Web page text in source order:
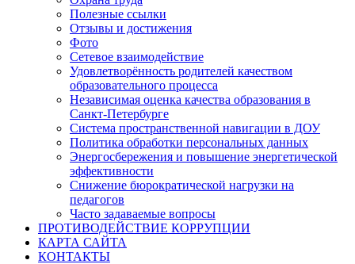
Полезные ссылки
Отзывы и достижения
Фото
Сетевое взаимодействие
Удовлетворённость родителей качеством
образовательного процесса
Независимая оценка качества образования в
Санкт-Петербурге
Система пространственной навигации в ДОУ
Политика обработки персональных данных
Энергосбережения и повышение энергетической
эффективности
Снижение бюрократической нагрузки на
педагогов
Часто задаваемые вопросы
ПРОТИВОДЕЙСТВИЕ КОРРУПЦИИ
КАРТА САЙТА
КОНТАКТЫ